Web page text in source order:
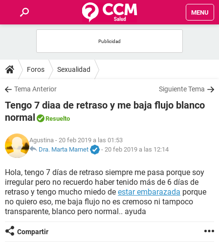
MENU
FOROS
SALUD
FAMILIA
NUTRICIÓN
SEXUALIDAD
GLOSARIO
Foros Sexualidad
Tema Anterior Siguiente Tema
Tengo 7 diaa de retraso y me baja flujo blanco
normal
Resuelto
Agustina - 20 feb 2019 a las 01:53
Dra. Marta Marnet
- 20 feb 2019 a las 12:14
Hola, tengo 7 días de retraso siempre me pasa porque soy
irregular pero no recuerdo haber tenido más de 6 días de
retraso y tengo mucho miedo de estar embarazada porque
no quiero eso, me baja flujo no es cremoso ni tampoco
transparente, blanco pero normal.. ayuda
Compartir